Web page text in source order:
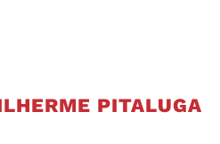
PITALUGA